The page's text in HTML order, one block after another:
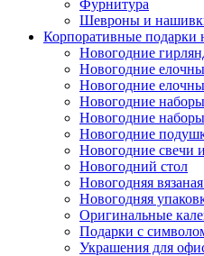
Фурнитура
Шевроны и
Корпоративные подарки
Новогодние
Новогодние
Новогодние
Новогодние наборы
Новогодние наборы
Новогодние
Новогодние свечи
Новогодний стол
Новогодняя
Новогодняя
Оригинальные
Подарки с
Украшения для